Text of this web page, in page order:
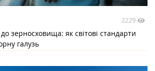
2229
зерносховища: як світові стандарти
галузь